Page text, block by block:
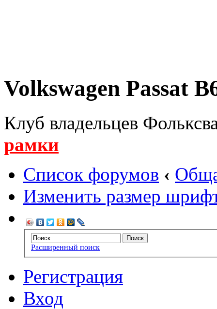
Volkswagen Passat
Клуб владельцев
рамки
Список форумов ‹
Изменить размер
Расширенный поиск
Регистрация
Вход